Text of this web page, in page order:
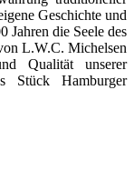
Geschichte und
Jahren die Seele des
L.W.C. Michelsen
Qualität unserer
Stück Hamburger